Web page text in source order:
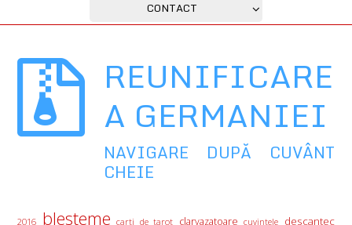
CONTACT
REUNIFICARE
A GERMANIEI
NAVIGARE DUPĂ CUVÂNT
CHEIE
2016 blesteme carti de tarot clarvazatoare cuvintele descantec